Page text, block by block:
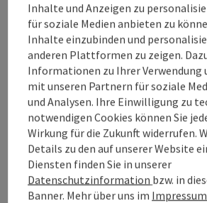
Anreise/Lage
Barrierefreiheit
PDF erstellen
Beitrag drucken
Inhalte und Anzeigen zu
für soziale Medien anbieten zu
Inhalte einzubinden und
anderen Plattformen zu zeigen.
Informationen zu Ihrer Verwendung
mit unseren Partnern für soziale
und Analysen. Ihre Einwilligung zu
notwendigen Cookies können Sie
Wirkung für die Zukunft widerrufen.
Details zu den auf unserer Website
Diensten finden Sie in unserer
Datenschutzinformation bzw. in
Banner. Mehr über uns im Impressum